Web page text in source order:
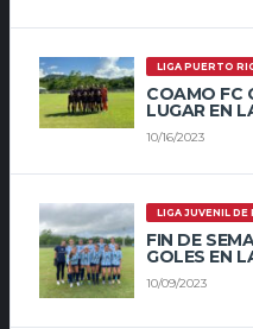
LIGA PUERTO
COAMO FC
LUGAR EN
10/16/2023
LIGA JUVENIL DE
FIN DE
GOLES EN
10/09/2023